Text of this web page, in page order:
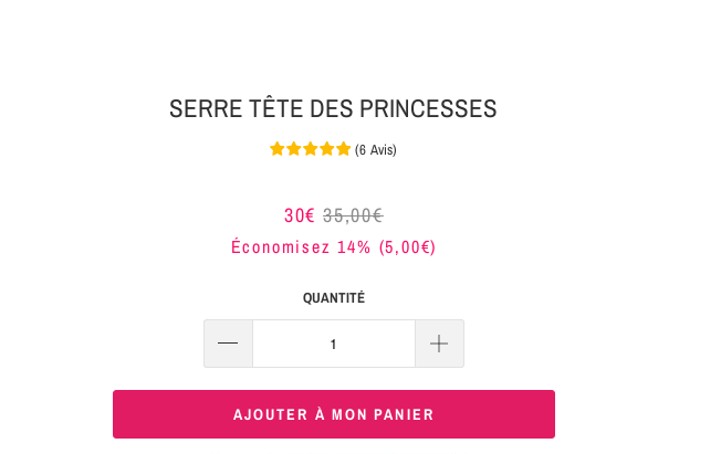
SERRE TÊTE DES PRINCESSES
(6 Avis)
30€ 35,00€
Économisez 14% (5,00€)
QUANTITÉ
AJOUTER À MON PANIER